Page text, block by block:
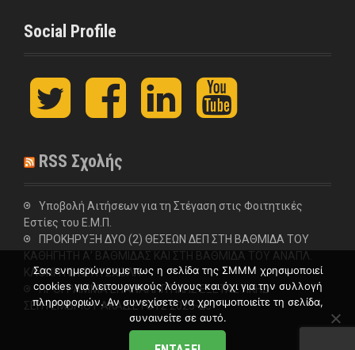
Social Profile
t
i
e
r
F
c
o
L
n
I
y
u
e
RSS Σχολής
Υποβολή Αιτήσεων για τη Στέγαση στις Φοιτητικές
Εστίες του Ε.Μ.Π.
ΠΡΟΚΗΡΥΞΗ ΔΥΟ (2) ΘΕΣΕΩΝ ΔΕΠ ΣΤΗ ΒΑΘΜΙΔΑ ΤΟΥ
ΚΑΘΗΓΗΤΗ Α’ ΒΑΘΜΙΔΑΣ ΚΑΙ ΣΤΗ ΒΑΘΜΙΔΑ ΤΟΥ ΑΝΑΠΛ.
ΚΑΘΗΓΗΤΗ ΣΤΗ ΣΧΟΛΗ
ΠΡΟΓΡΑΜΜΑ ΕΠΑΝΑΛΗΠΤΙΚΗΣ ΕΞΕΤΑΣΤΙΚΗΣ
ΣΕΠΤΕΜΒΡΙΟΥ ΑΚΑΔ.ΕΤΟΥΣ 2025-26
Σας ενημερώνουμε πως η σελίδα της ΣΜΜΜ χρησιμοποιεί
cookies για λειτουργικούς λόγους και όχι για την συλλογή
πληροφοριών. Αν συνεχίσετε να χρησιμοποιείτε τη σελίδα,
συναινείτε σε αυτό.